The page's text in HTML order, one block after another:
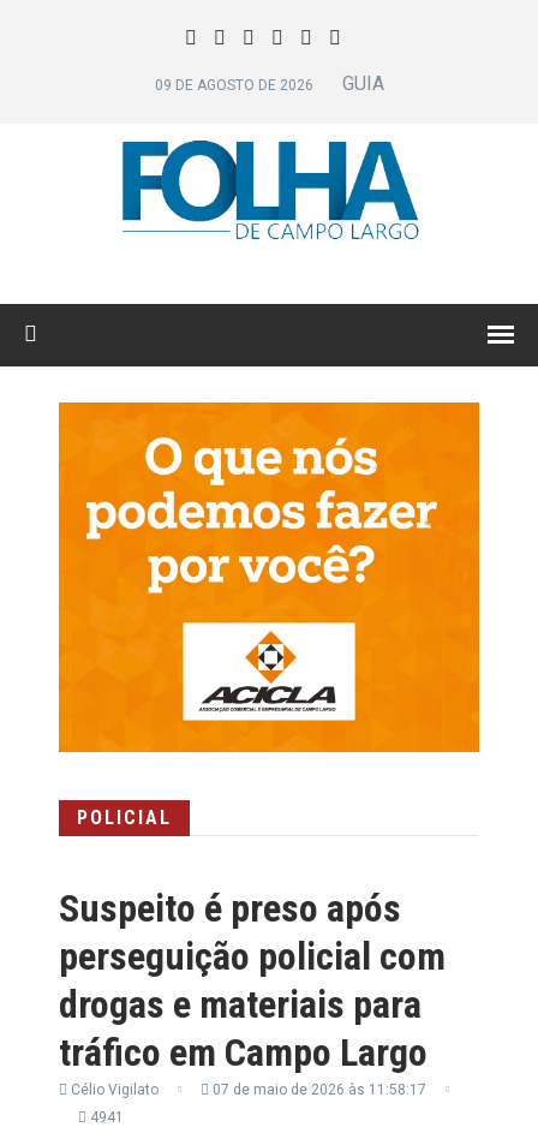
09 DE AGOSTO DE 2026 GUIA
POLICIAL
Suspeito é preso após
perseguição policial com
drogas e materiais para
tráfico em Campo Largo
Célio Vigilato
07 de maio de 2026 às 11:58:17
4941